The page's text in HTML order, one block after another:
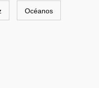
Océanos